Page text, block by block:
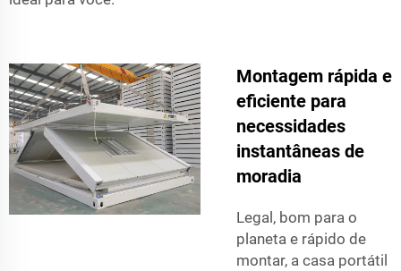
Montagem rápida e
eficiente para
necessidades
instantâneas de
moradia
Legal, bom para o
planeta e rápido de
montar, a casa portátil